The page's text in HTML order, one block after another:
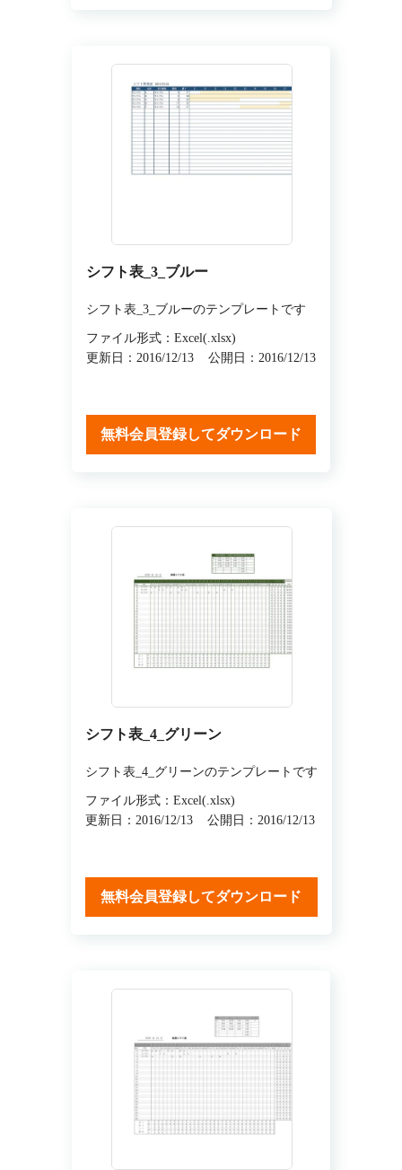
シフト表_3_ブルー
シフト表_3_ブルーのテンプレートです
ファイル形式：Excel(.xlsx)
更新日：2016/12/13
公開日：2016/12/13
無料会員登録してダウンロード
シフト表_4_グリーン
シフト表_4_グリーンのテンプレートです
ファイル形式：Excel(.xlsx)
更新日：2016/12/13
公開日：2016/12/13
無料会員登録してダウンロード